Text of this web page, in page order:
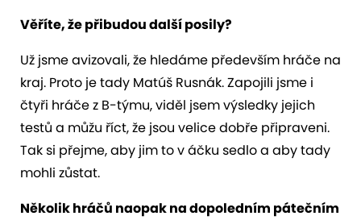
Věříte, že přibudou další posily?
Už jsme avizovali, že hledáme především hráče na
kraj. Proto je tady Matúš Rusnák. Zapojili jsme i
čtyři hráče z B-týmu, viděl jsem výsledky jejich
testů a můžu říct, že jsou velice dobře připraveni.
Tak si přejme, aby jim to v áčku sedlo a aby tady
mohli zůstat.
Několik hráčů naopak na dopoledním pátečním